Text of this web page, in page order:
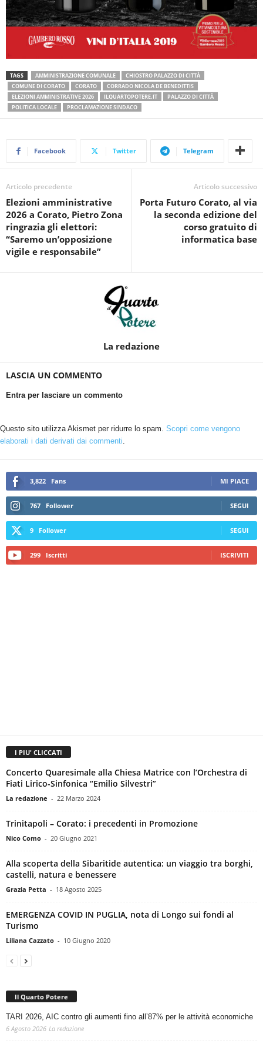
TAGS AMMINISTRAZIONE COMUNALE
CHIOSTRO PALAZZO DI CITTÀ
COMUNE DI CORATO
CORATO
CORRADO NICOLA DE BENEDITTIS
ELEZIONI AMMINISTRATIVE 2026
ILQUARTOPOTERE.IT
PALAZZO DI CITTÀ
POLITICA LOCALE
PROCLAMAZIONE SINDACO
Facebook Twitter Telegram
Articolo precedente
Elezioni amministrative
2026 a Corato, Pietro Zona
ringrazia gli elettori:
“Saremo un’opposizione
vigile e responsabile”
Articolo successivo
Porta Futuro Corato, al via
la seconda edizione del
corso gratuito di
informatica base
La redazione
LASCIA UN COMMENTO
Entra per lasciare un commento
Questo sito utilizza Akismet per ridurre lo spam. Scopri come vengono
elaborati i dati derivati dai commenti
3,822 Fans MI PIACE
767 Follower SEGUI
9 Follower SEGUI
299 Iscritti ISCRIVITI
I PIU' CLICCATI
Concerto Quaresimale alla Chiesa Matrice con l’Orchestra di
Fiati Lirico-Sinfonica “Emilio Silvestri”
La redazione - 22 Marzo 2024
Trinitapoli – Corato: i precedenti in Promozione
Nico Como - 20 Giugno 2021
Alla scoperta della Sibaritide autentica: un viaggio tra borghi,
castelli, natura e benessere
Grazia Petta - 18 Agosto 2025
EMERGENZA COVID IN PUGLIA, nota di Longo sui fondi al
Turismo
Liliana Cazzato - 10 Giugno 2020
Il Quarto Potere
TARI 2026, AIC contro gli aumenti fino all’87% per le attività economiche
6 Agosto 2026 La redazione